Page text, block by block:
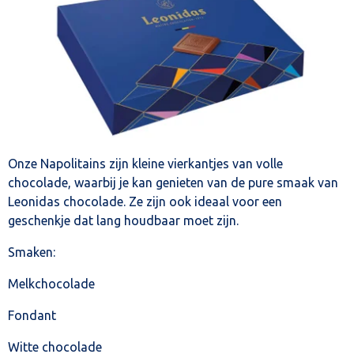
Onze Napolitains zijn kleine vierkantjes van volle
chocolade, waarbij je kan genieten van de pure smaak van
Leonidas chocolade. Ze zijn ook ideaal voor een
geschenkje dat lang houdbaar moet zijn.
Smaken:
Melkchocolade
Fondant
Witte chocolade